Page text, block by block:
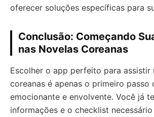
oferecer soluções específicas para
Conclusão: Começando
nas Novelas Coreanas
Escolher o app perfeito para assistir
coreanas é apenas o primeiro passo
emocionante e envolvente. Você já
informações e o checklist